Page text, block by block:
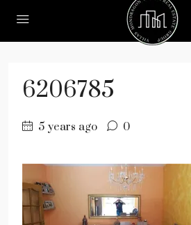
6206785
5 years ago 0